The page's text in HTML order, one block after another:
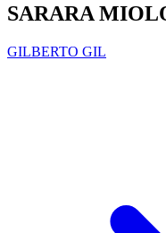
SARARA
GILBERTO GIL